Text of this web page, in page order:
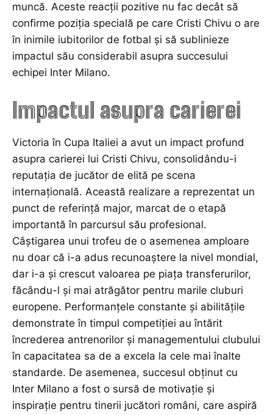
muncă. Aceste reacții pozitive nu fac decât să
confirme poziția specială pe care Cristi Chivu o are
în inimile iubitorilor de fotbal și să sublinieze
impactul său considerabil asupra succesului
echipei Inter Milano.
Impactul asupra carierei
Victoria în Cupa Italiei a avut un impact profund
asupra carierei lui Cristi Chivu, consolidându-i
reputația de jucător de elită pe scena
internațională. Această realizare a reprezentat un
punct de referință major, marcat de o etapă
importantă în parcursul său profesional.
Câștigarea unui trofeu de o asemenea amploare
nu doar că i-a adus recunoaștere la nivel mondial,
dar i-a și crescut valoarea pe piața transferurilor,
făcându-l și mai atrăgător pentru marile cluburi
europene. Performanțele constante și abilitățile
demonstrate în timpul competiției au întărit
încrederea antrenorilor și managementului clubului
în capacitatea sa de a excela la cele mai înalte
standarde. De asemenea, succesul obținut cu
Inter Milano a fost o sursă de motivație și
inspirație pentru tinerii jucători români, care aspiră